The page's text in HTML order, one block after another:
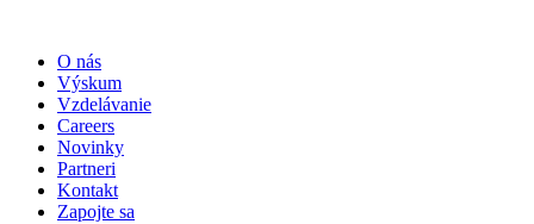
O nás
Výskum
Vzdelávanie
Careers
Novinky
Partneri
Kontakt
Zapojte sa